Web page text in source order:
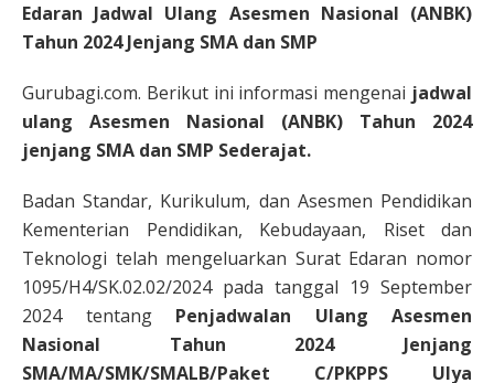
Edaran Jadwal Ulang Asesmen Nasional (ANBK)
Tahun 2024 Jenjang SMA dan SMP
Gurubagi.com. Berikut ini informasi mengenai jadwal
ulang Asesmen Nasional (ANBK) Tahun 2024
jenjang SMA dan SMP Sederajat.
Badan Standar, Kurikulum, dan Asesmen Pendidikan
Kementerian Pendidikan, Kebudayaan, Riset dan
Teknologi telah mengeluarkan Surat Edaran nomor
1095/H4/SK.02.02/2024 pada tanggal 19 September
2024 tentang Penjadwalan Ulang Asesmen
Nasional Tahun 2024 Jenjang
SMA/MA/SMK/SMALB/Paket C/PKPPS Ulya